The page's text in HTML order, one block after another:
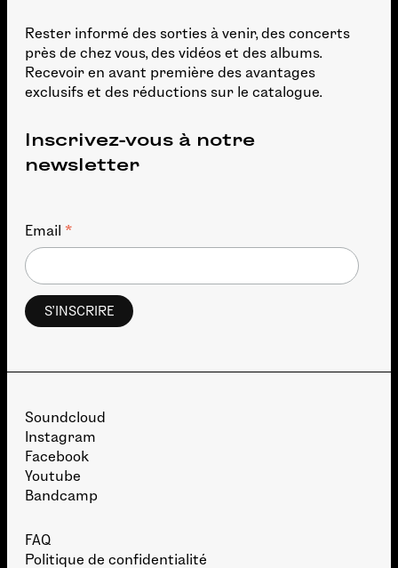
Rester informé des sorties à venir, des concerts
près de chez vous, des vidéos et des albums.
Recevoir en avant première des avantages
exclusifs et des réductions sur le catalogue.
Inscrivez-vous à notre
newsletter
Email *
Soundcloud
Instagram
Facebook
Youtube
Bandcamp
FAQ
Politique de confidentialité